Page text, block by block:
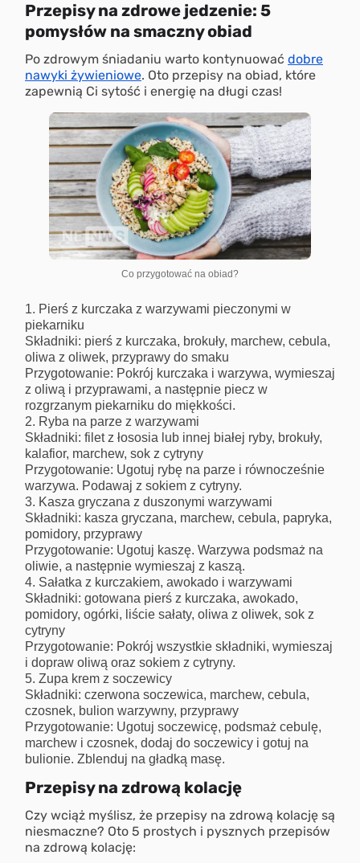
Przepisy na zdrowe jedzenie: 5
pomysłów na smaczny obiad
Po zdrowym śniadaniu warto kontynuować dobre
nawyki żywieniowe. Oto przepisy na obiad, które
zapewnią Ci sytość i energię na długi czas!
Co przygotować na obiad?
Pierś z kurczaka z warzywami pieczonymi w
piekarniku
Składniki: pierś z kurczaka, brokuły, marchew, cebula,
oliwa z oliwek, przyprawy do smaku
Przygotowanie: Pokrój kurczaka i warzywa, wymieszaj
z oliwą i przyprawami, a następnie piecz w
rozgrzanym piekarniku do miękkości.
Ryba na parze z warzywami
Składniki: filet z łososia lub innej białej ryby, brokuły,
kalafior, marchew, sok z cytryny
Przygotowanie: Ugotuj rybę na parze i równocześnie
warzywa. Podawaj z sokiem z cytryny.
Kasza gryczana z duszonymi warzywami
Składniki: kasza gryczana, marchew, cebula, papryka,
pomidory, przyprawy
Przygotowanie: Ugotuj kaszę. Warzywa podsmaż na
oliwie, a następnie wymieszaj z kaszą.
Sałatka z kurczakiem, awokado i warzywami
Składniki: gotowana pierś z kurczaka, awokado,
pomidory, ogórki, liście sałaty, oliwa z oliwek, sok z
cytryny
Przygotowanie: Pokrój wszystkie składniki, wymieszaj
i dopraw oliwą oraz sokiem z cytryny.
Zupa krem z soczewicy
Składniki: czerwona soczewica, marchew, cebula,
czosnek, bulion warzywny, przyprawy
Przygotowanie: Ugotuj soczewicę, podsmaż cebulę,
marchew i czosnek, dodaj do soczewicy i gotuj na
bulionie. Zblenduj na gładką masę.
Przepisy na zdrową kolację
Czy wciąż myślisz, że przepisy na zdrową kolację są
niesmaczne? Oto 5 prostych i pysznych przepisów
na zdrową kolację: